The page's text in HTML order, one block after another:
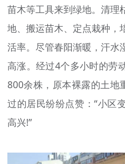
苗木等工具来到绿地。清理
地、搬运苗木、定点栽种，
活率。尽管春阳渐暖，汗水
高涨。经过4个多小时的劳
800余株，原本裸露的土地
过的居民纷纷点赞：“小区
高兴!”